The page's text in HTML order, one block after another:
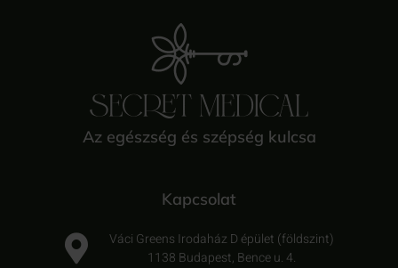
Az egészség és szépség kulcsa
Kapcsolat
Váci Greens Irodaház D épület (földszint)
1138 Budapest, Bence u. 4.